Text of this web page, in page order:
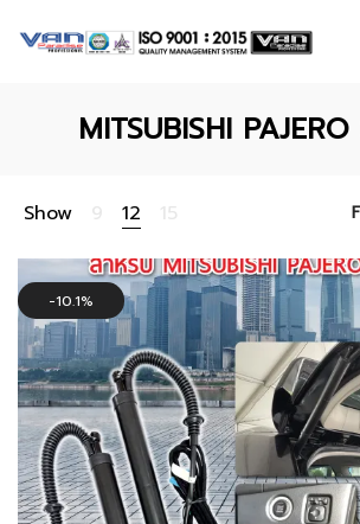
MITSUBISHI
Show 9 12 15
10.1%